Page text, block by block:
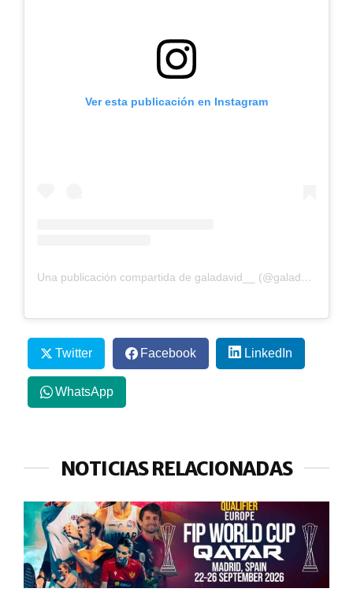
Ver esta publicación en Instagram
Una publicación compartida de galadavid__ (@galadavid__)
Twitter Facebook LinkedIn
WhatsApp
NOTICIAS RELACIONADAS